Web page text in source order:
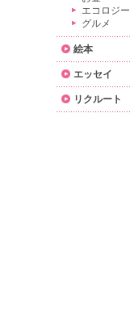
エコロジー
グルメ
絵本
エッセイ
リクルート